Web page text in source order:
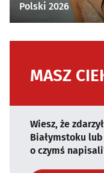
Polski 2026
MASZ
Wiesz, że
Białymstoku
o czymś